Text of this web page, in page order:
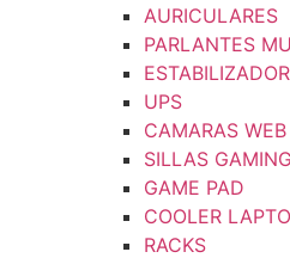
AURICULARES
PARLANTES
UPS
CAMARAS
SILLAS GAMING
GAME PAD
COOLER
RACKS